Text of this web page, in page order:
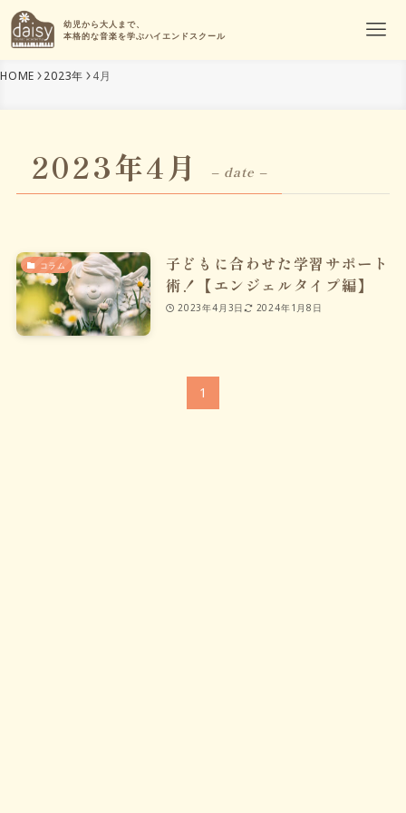
幼児から大人まで、
本格的な音楽を学ぶハイエンドスクール
HOME 2023年 4月
2023年4月 – date –
コラム
子どもに合わせた学習サポート
術！【エンジェルタイプ編】
2023年4月3日 2024年1月8日
1